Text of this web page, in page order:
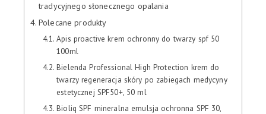
tradycyjnego słonecznego opalania
Polecane produkty
Apis proactive krem ochronny do twarzy spf 50
100ml
Bielenda Professional High Protection krem do
twarzy regeneracja skóry po zabiegach medycyny
estetycznej SPF50+, 50 ml
Bioliq SPF mineralna emulsja ochronna SPF 30,